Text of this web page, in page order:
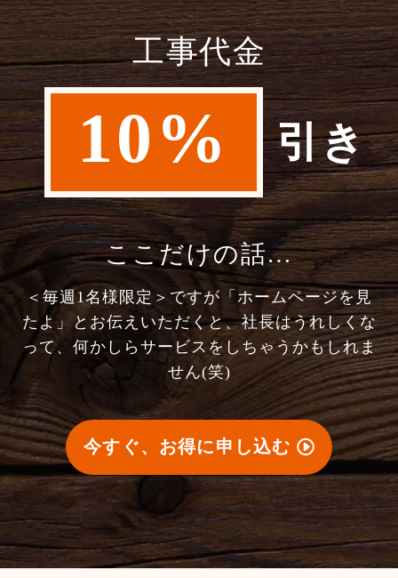
工事代金
10% 引き
ここだけの話…
＜毎週1名様限定＞ですが「ホームページを見
たよ」とお伝えいただくと、社長はうれしくな
って、何かしらサービスをしちゃうかもしれま
せん(笑)
今すぐ、お得に申し込む